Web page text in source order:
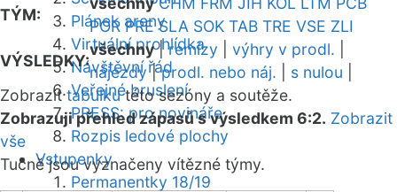
Plánek areny
Virtuální prohlídka
Návštěvní řád
Veřejné bruslení
PRESS: pro novináře
Rozpis ledové plochy
Vstupenky
Permanentky 18/19
TÝM:
POR PRE SLA SOK TAB TRE VSE ZLI
VÝSLEDKY:
všechny|remízy výhry v prodl.
nájezdy|prodl. nebo náj. s nulou
Zobrazittabulkutéto sezóny a soutěže.
Zobrazuji přehled zápasů s výsledkem 6:2. Zobrazit
vše
Tučně jsou vyznačeny vítězné týmy.